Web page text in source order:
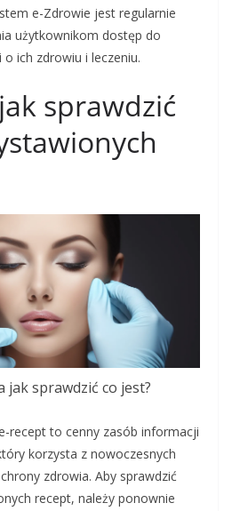
e-Zdrowie jest regularnie
użytkownikom dostęp do
ich zdrowiu i leczeniu.
sprawdzić
jak sprawdzić co jest?
recept to cenny zasób informacji
korzysta z nowoczesnych
zdrowia. Aby sprawdzić
recept, należy ponownie